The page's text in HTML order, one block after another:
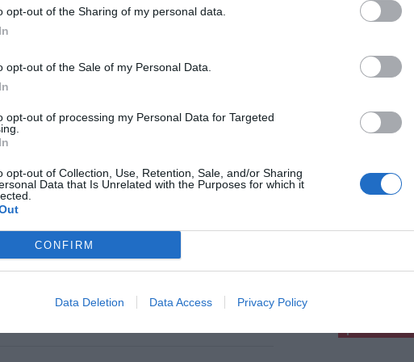
opt-out of the Sharing of my personal data.
opt-out of the Sale of my Personal Data.
opt-out of processing my Personal Data for Targeted
opt-out of Collection, Use, Retention, Sale, and/or Sharing
Data that Is Unrelated with the Purposes for which it
CONFIRM
Data Deletion Data Access Privacy Policy
in un negozio e aggredisce il titolare:
52enne a Firenze
avrebbe cercato di fuggire minacciando i
e aggredendo il commerciante. È con [...]
2026
record a Firenze, ancora 41 gradi e
resta nella morsa dell’ondata di caldo con
massime ancora vicine ai 41 gradi. Il
del Ministero della Salute ha confermato il
pubblicitàCl